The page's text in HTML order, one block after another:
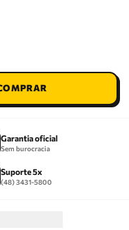
Garantia oficial
Sem burocracia
Suporte 5x
(48) 3431-5800